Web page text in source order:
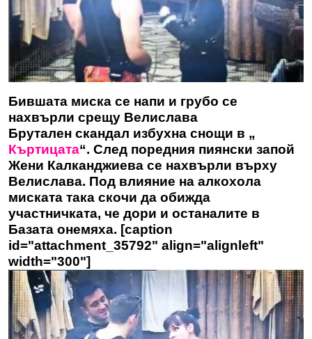
Бившата миска се напи и грубо се
нахвърли срещу Велислава
Брутален скандал избухна снощи в „
Къртицата“. След поредния пиянски запой
Жени Калканджиева се нахвърли върху
Велислава. Под влияние на алкохола
миската така скочи да обижда
участничката, че дори и останалите в
Базата онемяха. [caption
id="attachment_35792" align="alignleft"
width="300"]